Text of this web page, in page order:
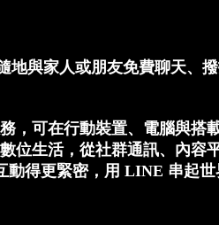
與家人或朋友免費聊天、撥
，可在行動裝置、電腦與搭
位生活，從社群通訊、內容
得更緊密，用 LINE 串起世